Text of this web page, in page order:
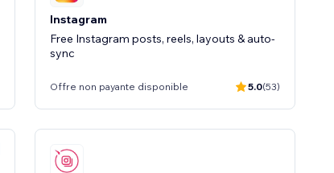
Instagram
Free Instagram posts, reels, layouts & auto-
sync
Offre non payante disponible 5.0(53)